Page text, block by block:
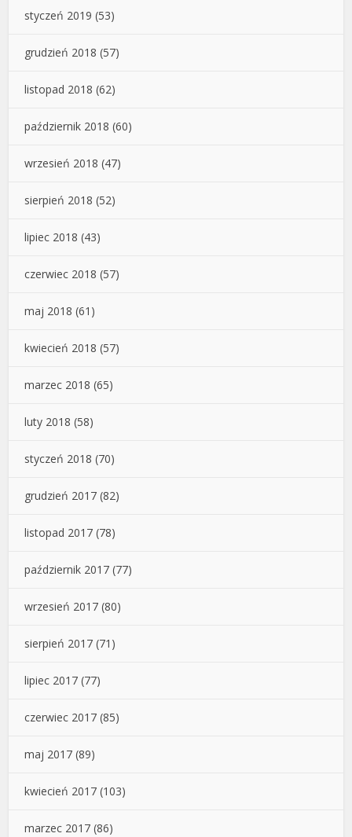
styczeń 2019 (53)
grudzień 2018 (57)
listopad 2018 (62)
październik 2018 (60)
wrzesień 2018 (47)
sierpień 2018 (52)
lipiec 2018 (43)
czerwiec 2018 (57)
maj 2018 (61)
kwiecień 2018 (57)
marzec 2018 (65)
luty 2018 (58)
styczeń 2018 (70)
grudzień 2017 (82)
listopad 2017 (78)
październik 2017 (77)
wrzesień 2017 (80)
sierpień 2017 (71)
lipiec 2017 (77)
czerwiec 2017 (85)
maj 2017 (89)
kwiecień 2017 (103)
marzec 2017 (86)